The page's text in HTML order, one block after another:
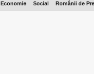
Economie Social Românii de